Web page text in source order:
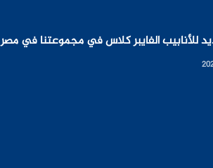
للأنابيب الفايبر كلاس في مجموعتنا في مصر